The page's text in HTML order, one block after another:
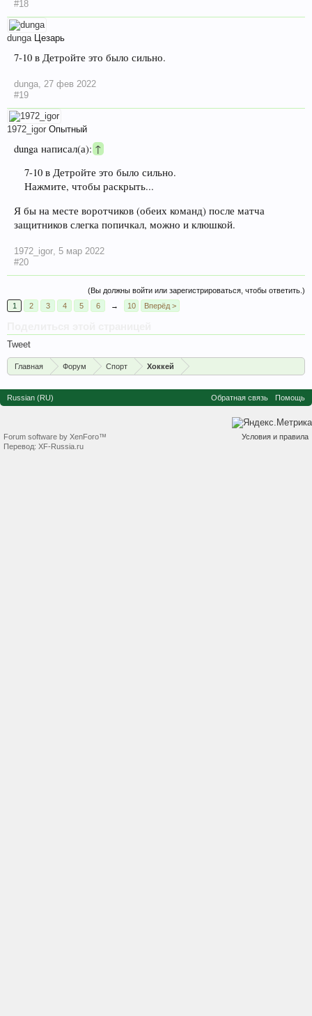
#18
dunga Цезарь
7-10 в Детройте это было сильно.
dunga 27 фев 2022
#19
1972_igor Опытный
dunga написал(а):↑
7-10 в Детройте это было сильно.
Нажмите, чтобы раскрыть...
Я бы на месте воротчиков (обеих команд) после матча
защитников слегка попичкал, можно и клюшкой.
1972_igor 5 мар 2022
#20
(Вы должны войти или зарегистрироваться, чтобы ответить.)
1
2 3 4 5 6 → 10 Вперёд >
Tweet
Главная Форум Спорт Хоккей
Russian (RU) Обратная связь Помощь
Условия и правила
Forum software by XenForo™
Перевод: XF-Russia.ru